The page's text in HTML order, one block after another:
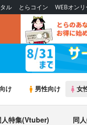
ル とらコイン WEBオンリ
け 男性向け 女
人特集(Vtuber) 同